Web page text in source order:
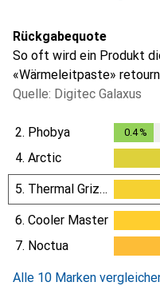
Rückgabequote
So oft wird ein Produkt
«Wärmeleitpaste»
Quelle: Digitec Galaxus
2. Phobya 0.4%
4. Arctic
5. Thermal Grizzly
6. Cooler Master
7. Noctua
Alle 10 Marken